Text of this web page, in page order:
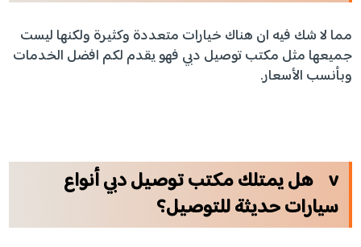
مما لا شك فيه ان هناك خيارات متعددة وكثيرة ولكنها ليست
جميعها مثل مكتب توصيل دبي فهو يقدم لكم افضل الخدمات
وبأنسب الأسعار.
v هل يمتلك مكتب توصيل دبي أنواع
سيارات حديثة للتوصيل؟